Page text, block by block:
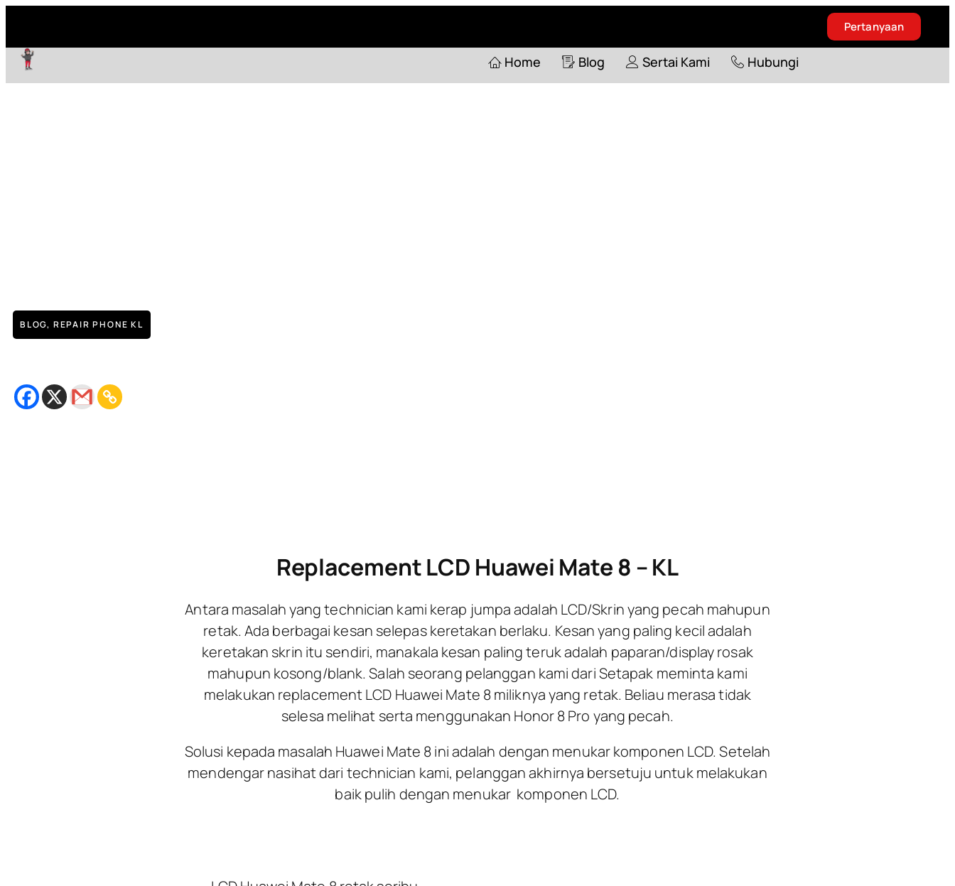
Pertanyaan
Home Blog Sertai Kami Hubungi
Pertanyaan Home Blog Sertai Kami
BLOG, REPAIR PHONE KL
Replacement LCD Huawei Mate 8 – KL
Antara masalah yang technician kami kerap jumpa adalah LCD/Skrin yang pecah mahupun
retak. Ada berbagai kesan selepas keretakan berlaku. Kesan yang paling kecil adalah
keretakan skrin itu sendiri, manakala kesan paling teruk adalah paparan/display rosak
mahupun kosong/blank. Salah seorang pelanggan kami dari Setapak meminta kami
melakukan replacement LCD Huawei Mate 8 miliknya yang retak. Beliau merasa tidak
selesa melihat serta menggunakan Honor 8 Pro yang pecah.
Solusi kepada masalah Huawei Mate 8 ini adalah dengan menukar komponen LCD. Setelah
mendengar nasihat dari technician kami, pelanggan akhirnya bersetuju untuk melakukan
baik pulih dengan menukar komponen LCD.